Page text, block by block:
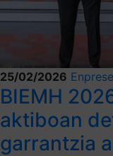
25/02/2026
BIEMH
aktiboan
garrantzia